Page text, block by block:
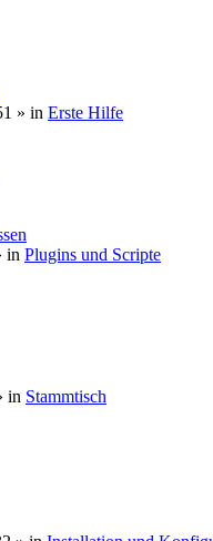
» in Erste Hilfe
in Plugins und Scripte
in Stammtisch